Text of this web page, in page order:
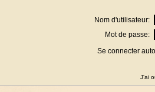
Nom d'utilisateur:
Mot de passe:
Se connecter
J'ai